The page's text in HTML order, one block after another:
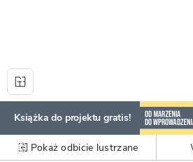
Książka do projektu gratis!
Pokaż odbicie lustrzane